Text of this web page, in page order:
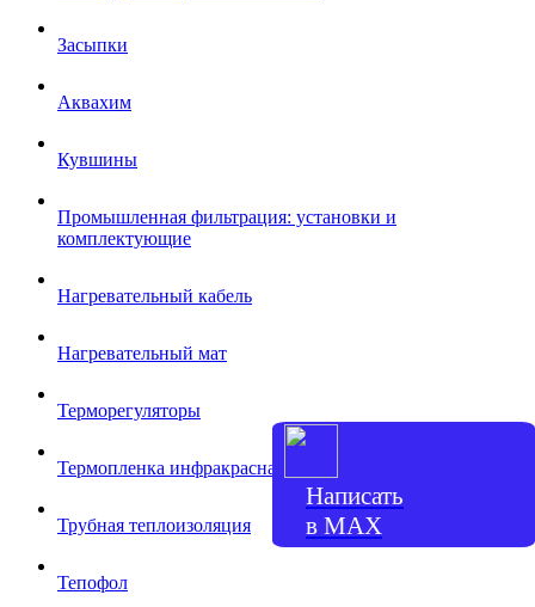
Засыпки
Аквахим
Кувшины
Промышленная фильтрация: установки и
комплектующие
Нагревательный кабель
Нагревательный мат
Терморегуляторы
Термопленка инфракрасная
Трубная теплоизоляция
Тепофол
Написать
в МАХ